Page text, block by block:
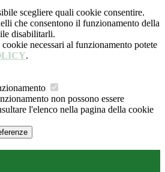
scegliere quali cookie consentire.
che consentono il funzionamento della
disabilitarli.
necessari al funzionamento potete
.
non possono essere
l'elenco nella pagina della cookie